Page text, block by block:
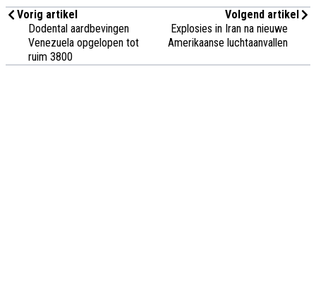
Vorig artikel
Dodental aardbevingen
Venezuela opgelopen tot
ruim 3800
Volgend artikel
Explosies in Iran na nieuwe
Amerikaanse luchtaanvallen